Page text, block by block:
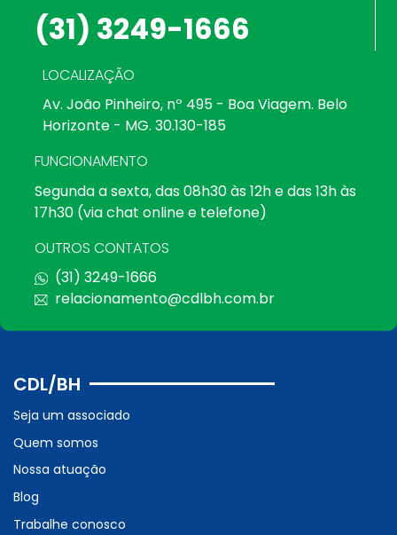
(31) 3249-1666
LOCALIZAÇÃO
Av. João Pinheiro, nº 495 - Boa Viagem. Belo
Horizonte - MG. 30.130-185
FUNCIONAMENTO
Segunda a sexta, das 08h30 às 12h e das 13h às
17h30 (via chat online e telefone)
OUTROS CONTATOS
(31) 3249-1666
relacionamento@cdlbh.com.br
CDL/BH
Seja um associado
Quem somos
Nossa atuação
Blog
Trabalhe conosco